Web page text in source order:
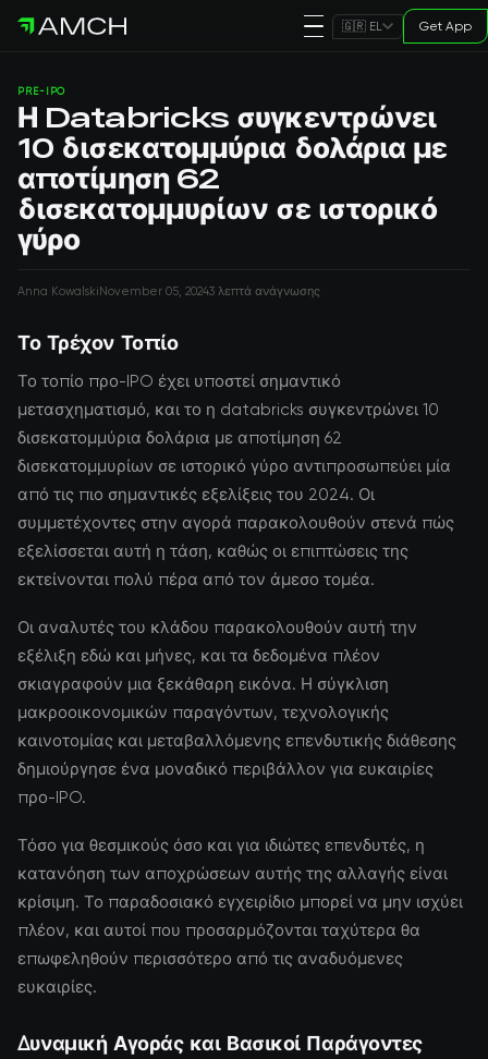
🇬🇷 EL Get App
PRE-IPO
Η Databricks συγκεντρώνει
10 δισεκατομμύρια δολάρια με
αποτίμηση 62
δισεκατομμυρίων σε ιστορικό
γύρο
Anna KowalskiNovember 05, 20243 λεπτά ανάγνωσης
Το Τρέχον Τοπίο
Το τοπίο προ-IPO έχει υποστεί σημαντικό
μετασχηματισμό, και το η databricks συγκεντρώνει 10
δισεκατομμύρια δολάρια με αποτίμηση 62
δισεκατομμυρίων σε ιστορικό γύρο αντιπροσωπεύει μία
από τις πιο σημαντικές εξελίξεις του 2024. Οι
συμμετέχοντες στην αγορά παρακολουθούν στενά πώς
εξελίσσεται αυτή η τάση, καθώς οι επιπτώσεις της
εκτείνονται πολύ πέρα από τον άμεσο τομέα.
Οι αναλυτές του κλάδου παρακολουθούν αυτή την
εξέλιξη εδώ και μήνες, και τα δεδομένα πλέον
σκιαγραφούν μια ξεκάθαρη εικόνα. Η σύγκλιση
μακροοικονομικών παραγόντων, τεχνολογικής
καινοτομίας και μεταβαλλόμενης επενδυτικής διάθεσης
δημιούργησε ένα μοναδικό περιβάλλον για ευκαιρίες
προ-IPO.
Τόσο για θεσμικούς όσο και για ιδιώτες επενδυτές, η
κατανόηση των αποχρώσεων αυτής της αλλαγής είναι
κρίσιμη. Το παραδοσιακό εγχειρίδιο μπορεί να μην ισχύει
πλέον, και αυτοί που προσαρμόζονται ταχύτερα θα
επωφεληθούν περισσότερο από τις αναδυόμενες
ευκαιρίες.
Δυναμική Αγοράς και Βασικοί Παράγοντες